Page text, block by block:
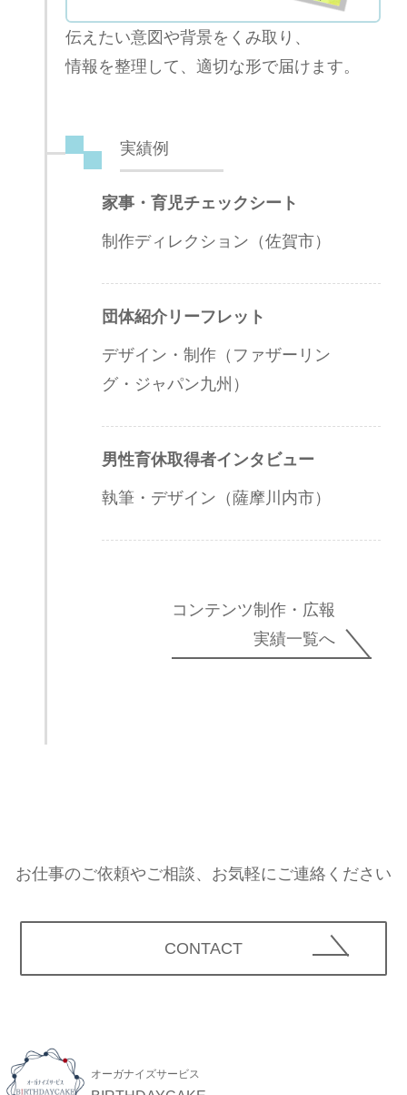
伝えたい意図や背景をくみ取り、
情報を整理して、適切な形で届けます。
実績例
家事・育児チェックシート
制作ディレクション（佐賀市）
団体紹介リーフレット
デザイン・制作（ファザーリン
グ・ジャパン九州）
男性育休取得者インタビュー
執筆・デザイン（薩摩川内市）
コンテンツ制作・広報
実績一覧へ
お仕事のご依頼やご相談、お気軽にご連絡ください
CONTACT
オーガナイズサービス